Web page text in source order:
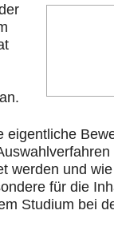
eigentliche
werden und
für die
Studium bei